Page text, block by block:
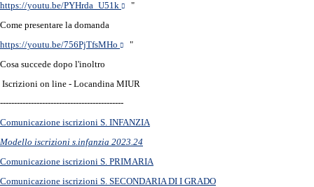
https://youtu.be/PYHrda_U51k
"
Come presentare la domanda
https://youtu.be/756PjTfsMHo
"
Cosa succede dopo l'inoltro
Iscrizioni on line - Locandina MIUR
--------------------------------------------
Comunicazione iscrizioni S. INFANZIA
Modello iscrizioni s.infanzia 2023.24
Comunicazione iscrizioni S. PRIMARIA
Comunicazione iscrizioni S. SECONDARIA DI I GRADO